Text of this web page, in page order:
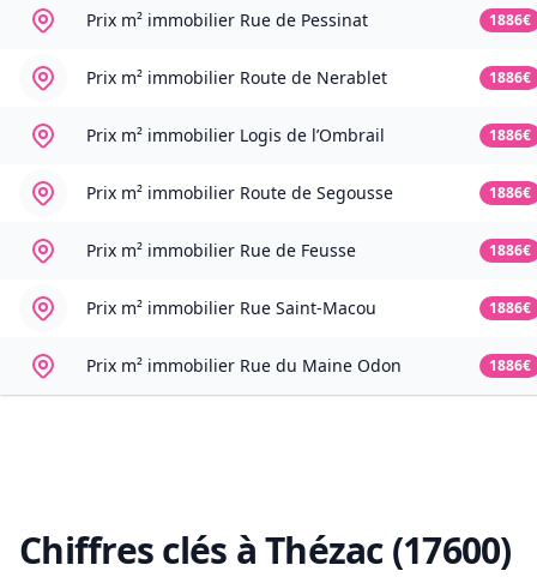
Prix m² immobilier Rue de Pessinat 1886€
Prix m² immobilier Route de Nerablet 1886€
Prix m² immobilier Logis de l’Ombrail 1886€
Prix m² immobilier Route de Segousse 1886€
Prix m² immobilier Rue de Feusse 1886€
Prix m² immobilier Rue Saint-Macou 1886€
Prix m² immobilier Rue du Maine Odon 1886€
Chiffres clés àThézac (17600)